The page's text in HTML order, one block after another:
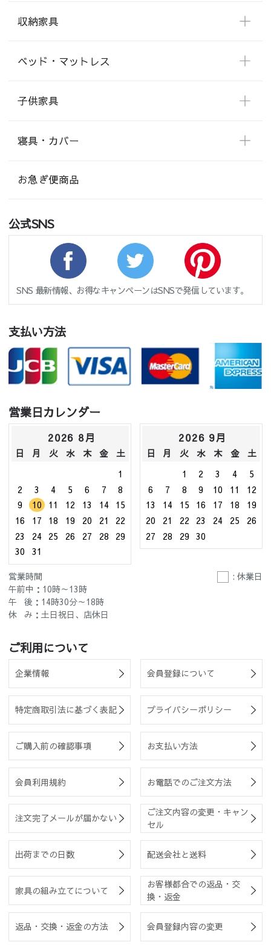
収納家具
ベッド・マットレス
子供家具
寝具・カバー
お急ぎ便商品
公式SNS
SNS 最新情報、お得なキャンペーンはSNSで発信しています。
支払い方法
営業日カレンダー
2026 8月
日 月 火 水 木 金
土
1
2
3 4 5 6 7
8
9
10 11 12 13 14
15
16
17 18 19 20 21
22
23
24 25 26 27 28
29
30
31
2026 9月
日 月 火 水 木 金
土
1
2 3 4
5
6
7 8 9 10 11
12
13
14 15 16 17 18
19
20
21 22 23 24 25
26
27
28 29 30
営業時間
: 休業日
午前中：10時～13時
午 後：14時30分～18時
休 み：土日祝日、店休日
ご利用について
企業情報 会員登録について
特定商取引法に基づく表記 プライバシーポリシー
ご購入前の確認事項 お支払い方法
会員利用規約 お電話でのご注文方法
注文完了メールが届かない
ご注文内容の変更・キャン
セル
出荷までの日数 配送会社と送料
家具の組み立てについて
お客様都合での返品・交
換・返金
返品・交換・返金の方法 会員登録内容の変更